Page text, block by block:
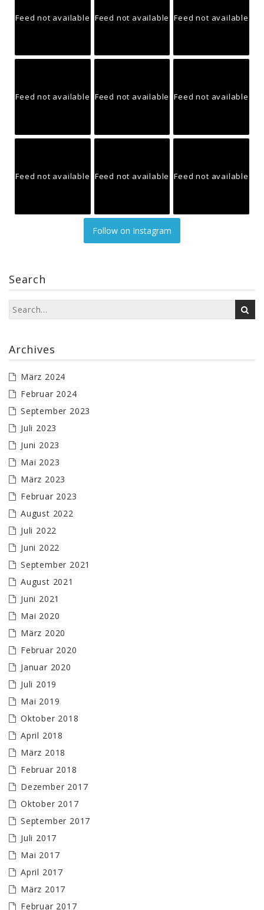
Feed not available Feed not available Feed not available
Feed not available Feed not available Feed not available
Feed not available Feed not available Feed not available
Follow on Instagram
Search
Archives
März 2024
Februar 2024
September 2023
Juli 2023
Juni 2023
Mai 2023
März 2023
Februar 2023
August 2022
Juli 2022
Juni 2022
September 2021
August 2021
Juni 2021
Mai 2020
März 2020
Februar 2020
Januar 2020
Juli 2019
Mai 2019
Oktober 2018
April 2018
März 2018
Februar 2018
Dezember 2017
Oktober 2017
September 2017
Juli 2017
Mai 2017
April 2017
März 2017
Februar 2017